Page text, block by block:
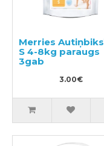
Merries
S 4-8kg paraugs
3gab
3.00€